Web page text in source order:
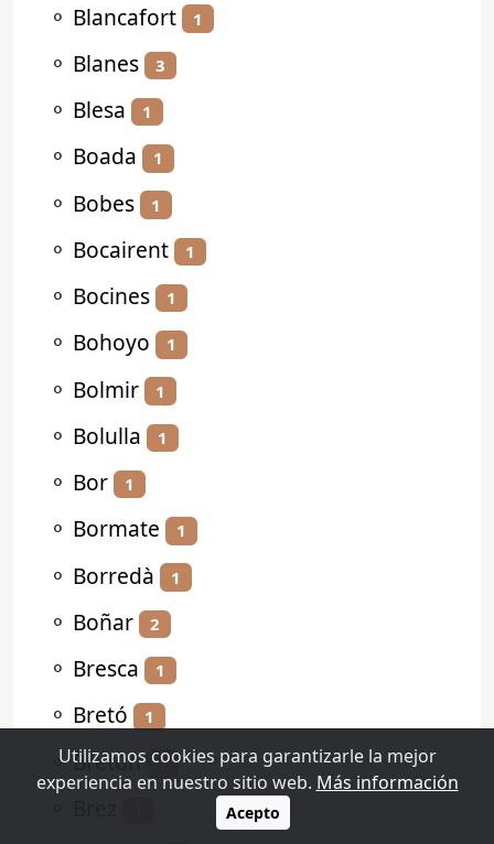
⚬ Blancafort 1
⚬ Blanes 3
⚬ Blesa 1
⚬ Boada 1
⚬ Bobes 1
⚬ Bocairent 1
⚬ Bocines 1
⚬ Bohoyo 1
⚬ Bolmir 1
⚬ Bolulla 1
⚬ Bor 1
⚬ Bormate 1
⚬ Borredà 1
⚬ Boñar 2
⚬ Bresca 1
⚬ Bretó 1
⚬Bretún 1
Utilizamos cookies para garantizarle la mejor
experiencia en nuestro sitio web. Más información
Acepto